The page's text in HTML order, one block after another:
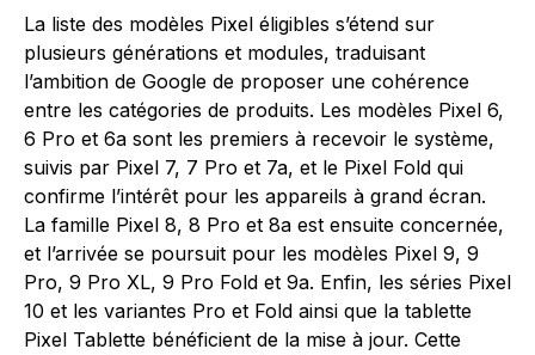
La liste des modèles Pixel éligibles s’étend sur
plusieurs générations et modules, traduisant
l’ambition de Google de proposer une cohérence
entre les catégories de produits. Les modèles Pixel 6,
6 Pro et 6a sont les premiers à recevoir le système,
suivis par Pixel 7, 7 Pro et 7a, et le Pixel Fold qui
confirme l’intérêt pour les appareils à grand écran.
La famille Pixel 8, 8 Pro et 8a est ensuite concernée,
et l’arrivée se poursuit pour les modèles Pixel 9, 9
Pro, 9 Pro XL, 9 Pro Fold et 9a. Enfin, les séries Pixel
10 et les variantes Pro et Fold ainsi que la tablette
Pixel Tablette bénéficient de la mise à jour. Cette